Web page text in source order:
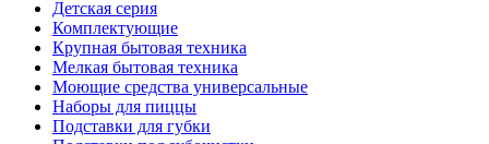
Детская серия
Комплектующие
Крупная бытовая техника
Мелкая бытовая техника
Моющие средства универсальные
Наборы для пиццы
Подставки для губки